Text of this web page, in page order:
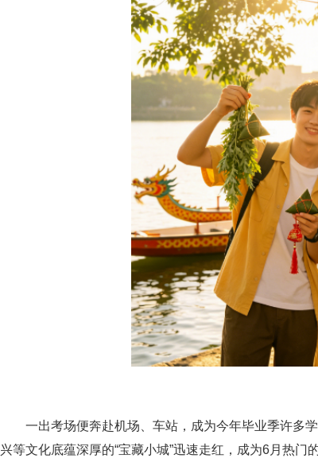
一出考场便奔赴机场、车站，成为今年毕业季许多
兴等文化底蕴深厚的“宝藏小城”迅速走红，成为6月热